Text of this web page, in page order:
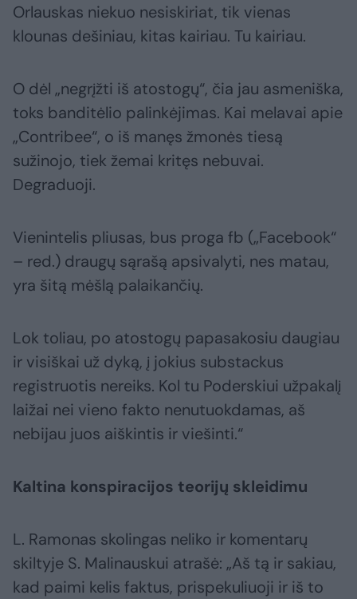
Orlauskas niekuo nesiskiriat, tik vienas
klounas dešiniau, kitas kairiau. Tu kairiau.
O dėl „negrįžti iš atostogų“, čia jau asmeniška,
toks banditėlio palinkėjimas. Kai melavai apie
„Contribee“, o iš manęs žmonės tiesą
sužinojo, tiek žemai kritęs nebuvai.
Degraduoji.
Vienintelis pliusas, bus proga fb („Facebook“
– red.) draugų sąrašą apsivalyti, nes matau,
yra šitą mėšlą palaikančių.
Lok toliau, po atostogų papasakosiu daugiau
ir visiškai už dyką, į jokius substackus
registruotis nereiks. Kol tu Poderskiui užpakalį
laižai nei vieno fakto nenutuokdamas, aš
nebijau juos aiškintis ir viešinti.“
Kaltina konspiracijos teorijų skleidimu
L. Ramonas skolingas neliko ir komentarų
skiltyje S. Malinauskui atrašė: „Aš tą ir sakiau,
kad paimi kelis faktus, prispekuliuoji ir iš to